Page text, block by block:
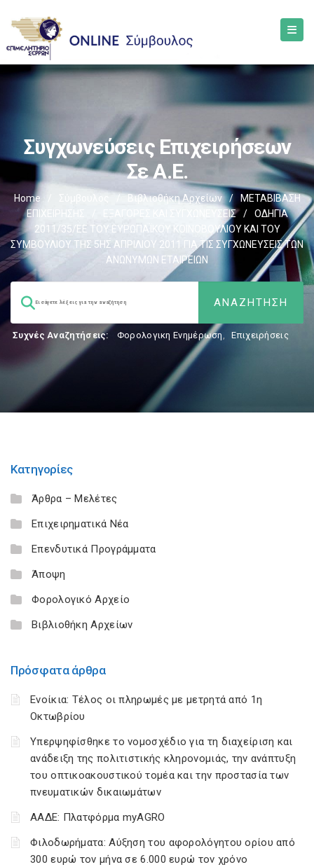
Συγχωνεύσεις Επιχειρήσεων
Σε Α.Ε.
Home Σύμβουλος / Βιβλιοθήκη Αρχείων /
ΜΕΤΑΒΙΒΑΣΗ
ΕΠΙΧΕIΡΗΣΗΣ
EΞΑΓΟΡΕΣ ΚΑΙ ΣΥΓΧΩΝΕΥΣΕΙΣ /
ΟΔΗΓΙΑ
2011/35/ΕΕ ΤΟΥ ΕΥΡΩΠΑΪΚΟΥ ΚΟΙΝΟΒΟΥΛΙΟΥ ΚΑΙ ΤΟΥ
ΣΥΜΒΟΥΛΙΟΥ ΤΗΣ 5ΗΣ ΑΠΡΙΛΙΟΥ 2011 ΓΙΑ ΤΙΣ ΣΥΓΧΩΝΕΥΣΕΙΣ ΤΩΝ
ΑΝΩΝΥΜΩΝ ΕΤΑΙΡΕΙΩΝ
Συχνές Αναζητήσεις: Φορολογικη Ενημέρωση, Επιχειρήσεις
Κατηγορίες
Άρθρα – Μελέτες
Επιχειρηματικά Νέα
Επενδυτικά Προγράμματα
Άποψη
Φορολογικό Αρχείο
Βιβλιοθήκη Αρχείων
Πρόσφατα άρθρα
Ενοίκια: Τέλος οι πληρωμές με μετρητά από 1η
Οκτωβρίου
Υπερψηφίσθηκε το νομοσχέδιο για τη διαχείριση και
ανάδειξη της πολιτιστικής κληρονομιάς, την ανάπτυξη
του οπτικοακουστικού τομέα και την προστασία των
πνευματικών δικαιωμάτων
ΑΑΔΕ: Πλατφόρμα myAGRO
Φιλοδωρήματα: Αύξηση του αφορολόγητου ορίου από
300 ευρώ τον μήνα σε 6.000 ευρώ τον χρόνο